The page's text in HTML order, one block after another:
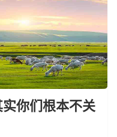
你们根本不关